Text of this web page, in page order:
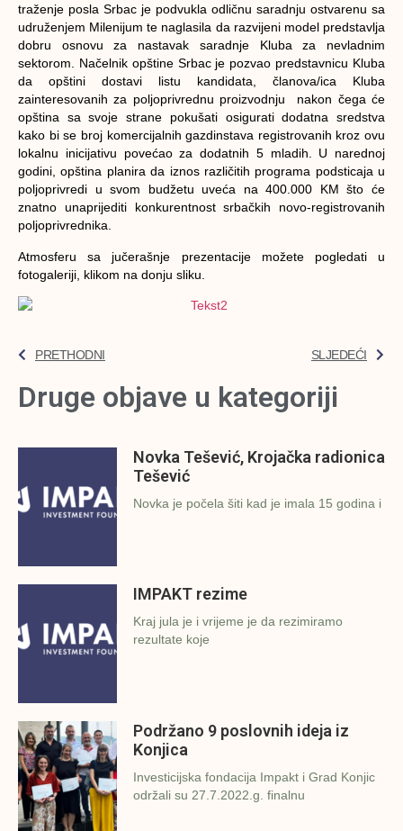
traženje posla Srbac je podvukla odličnu saradnju ostvarenu sa
udruženjem Milenijum te naglasila da razvijeni model predstavlja
dobru osnovu za nastavak saradnje Kluba za nevladnim
sektorom. Načelnik opštine Srbac je pozvao predstavnicu Kluba
da opštini dostavi listu kandidata, članova/ica Kluba
zainteresovanih za poljoprivrednu proizvodnju nakon čega će
opština sa svoje strane pokušati osigurati dodatna sredstva
kako bi se broj komercijalnih gazdinstava registrovanih kroz ovu
lokalnu inicijativu povećao za dodatnih 5 mladih. U narednoj
godini, opština planira da iznos različitih programa podsticaja u
poljoprivredi u svom budžetu uveća na 400.000 KM što će
znatno unaprijediti konkurentnost srbačkih novo-registrovanih
poljoprivrednika.
Atmosferu sa jučerašnje prezentacije možete pogledati u
fotogaleriji, klikom na donju sliku.
PRETHODNI SLJEDEĆI
Druge objave u kategoriji
Novka Tešević, Krojačka radionica
Tešević
Novka je počela šiti kad je imala 15 godina i
IMPAKT rezime
Kraj jula je i vrijeme je da rezimiramo
rezultate koje
Podržano 9 poslovnih ideja iz
Konjica
Investicijska fondacija Impakt i Grad Konjic
održali su 27.7.2022.g. finalnu